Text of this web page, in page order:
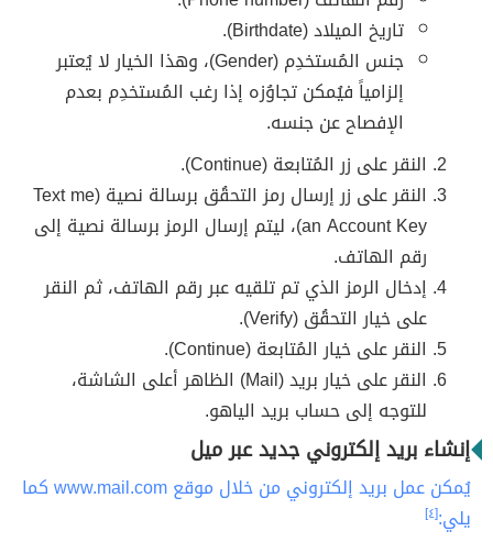
تاريخ الميلاد (Birthdate).
جنس المُستخدِم (Gender)، وهذا الخيار لا يُعتبر
إلزامياً فيُمكن تجاوُزه إذا رغب المُستخدِم بعدم
الإفصاح عن جنسه.
النقر على زر المُتابعة (Continue).
النقر على زر إرسال رمز التحقُق برسالة نصية (Text me
an Account Key)، ليتم إرسال الرمز برسالة نصية إلى
رقم الهاتف.
إدخال الرمز الذي تم تلقيه عبر رقم الهاتف، ثم النقر
على خيار التحقُق (Verify).
النقر على خيار المُتابعة (Continue).
النقر على خيار بريد (Mail) الظاهر أعلى الشاشة،
للتوجه إلى حساب بريد الياهو.
إنشاء بريد إلكتروني جديد عبر ميل
يُمكن عمل بريد إلكتروني من خلال موقع www.mail.com كما
يلي:[٤]